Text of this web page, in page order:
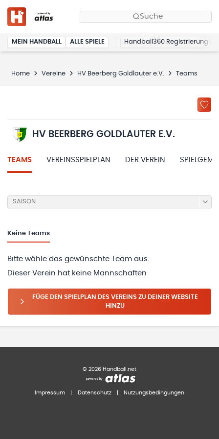
Suche
MEIN HANDBALL ALLE SPIELE Handball360 Registrierung
Home Vereine HV Beerberg Goldlauter e.V. Teams
HV BEERBERG GOLDLAUTER E.V.
TEAMS VEREINSSPIELPLAN DER VEREIN
SAISON
Keine Teams
Bitte wähle das gewünschte Team aus:
Dieser Verein hat keine Mannschaften
FÜGE DEN SPIELPLAN DES VEREINS ZU DEINER WEBSITE
HINZU
© 2026 Handball.net
Impressum Datenschutz Nutzungsbedingungen